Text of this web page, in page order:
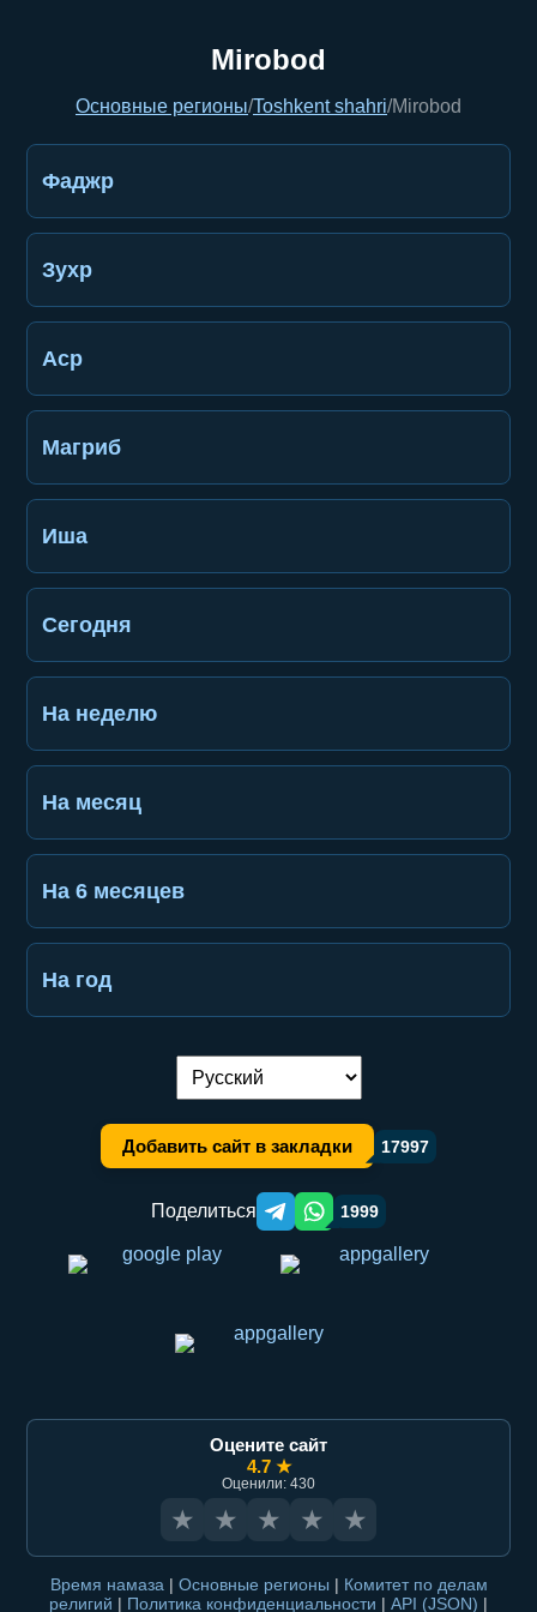
Mirobod
Основные регионы/Toshkent shahri/Mirobod
Фаджр
Зухр
Аср
Магриб
Иша
Сегодня
На неделю
На месяц
На 6 месяцев
На год
Переключение языка:
Добавить сайт в закладки 17997
Поделиться Telegram orqali ulashish
WhatsApp orqali ulashish
1999
Оцените сайт
4.7 ★
Оценили: 430
★ ★ ★ ★ ★
Время намаза | Основные регионы | Комитет по делам
религий | Политика конфиденциальности | API (JSON) |